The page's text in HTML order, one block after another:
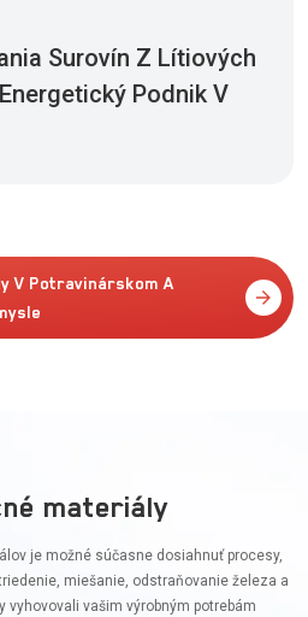
Surovín Z Lítiových
Podnik V
V Potravinárskom A
materiály
je možné súčasne dosiahnuť procesy,
miešanie, odstraňovanie železa a
vyhovovali vašim výrobným potrebám